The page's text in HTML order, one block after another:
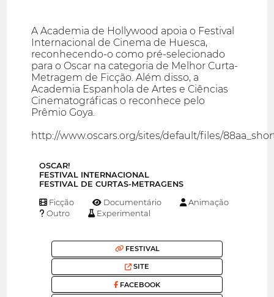
A Academia de Hollywood apoia o Festival
Internacional de Cinema de Huesca,
reconhecendo-o como pré-selecionado
para o Oscar na categoria de Melhor Curta-
Metragem de Ficção. Além disso, a
Academia Espanhola de Artes e Ciências
Cinematográficas o reconhece pelo
Prêmio Goya.
http://www.oscars.org/sites/default/files/
OSCAR!
FESTIVAL INTERNACIONAL
FESTIVAL DE CURTAS-METRAGENS
Ficção Documentário
Animação
Outro
Experimental
FESTIVAL
SITE
FACEBOOK